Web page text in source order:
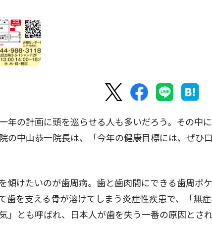
年の計画に頭を巡らせる人も多いだろう。その中
の中山恭一院長は、「今年の健康目標には、ぜひ
傾けたいのが歯周病。歯と歯肉間にできる歯周ポ
歯を支える骨が溶けてしまう炎症性疾患で、「無
」とも呼ばれ、日本人が歯を失う一番の原因とされ